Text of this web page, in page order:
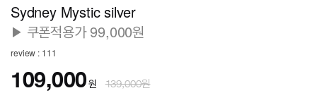
Sydney Mystic silver
▶ 쿠폰적용가 99,000원
review : 111
109,000원 139,000원